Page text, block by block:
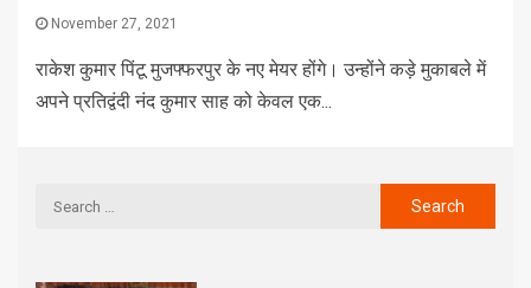
November 27, 2021
राकेश कुमार पिंटू मुजफ्फरपुर के नए मेयर होंगे। उन्होंने कड़े मुकाबले में
अपने प्रतिद्वंदी नंद कुमार साह को केवल एक...